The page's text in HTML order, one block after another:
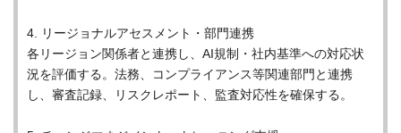
4. リージョナルアセスメント・部門連携
各リージョン関係者と連携し、AI規制・社内基準への対応状
況を評価する。法務、コンプライアンス等関連部門と連携
し、審査記録、リスクレポート、監査対応性を確保する。